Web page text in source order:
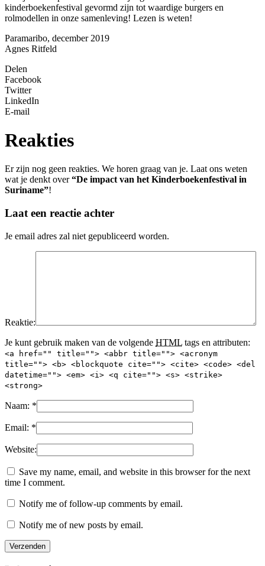
kinderboekenfestival gevormd zijn tot waardige burgers en
rolmodellen in onze samenleving! Lezen is weten!
Paramaribo, december 2019
Agnes Ritfeld
Delen
Facebook
Twitter
LinkedIn
E-mail
Reakties
Er zijn nog geen reakties. We horen graag van je. Laat ons weten
wat je denkt over“De impact van het Kinderboekenfestival in
Suriname”!
Laat een reactie achter
Je email adres zal niet gepubliceerd worden.
Reaktie:
Je kunt gebruik maken van de volgende HTML tags en attributen:
<a href="" title=""> <abbr title=""> <acronym
title=""> <b> <blockquote cite=""> <cite> <code> <del
datetime=""> <em> <i> <q cite=""> <s> <strike>
<strong>
Naam: *
Email: *
Website:
Save my name, email, and website in this browser for the next
time I comment.
Notify me of follow-up comments by email.
Notify me of new posts by email.